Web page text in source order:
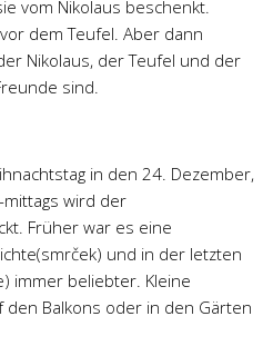
vom Nikolaus beschenkt.
dem Teufel. Aber dann
Nikolaus, der Teufel und der
sind.
in den 24. Dezember,
mittags wird der
Früher war es eine
und in der letzten
immer beliebter. Kleine
den Balkons oder in den Gärten